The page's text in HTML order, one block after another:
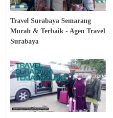
Travel Surabaya Semarang
Murah & Terbaik - Agen Travel
Surabaya